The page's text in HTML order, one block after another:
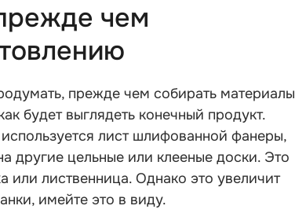
чем
прежде чем собирать материалы
будет выглядеть конечный продукт.
лист шлифованной фанеры,
другие цельные или клееные доски. Это
или лиственница. Однако это увеличит
имейте это в виду.